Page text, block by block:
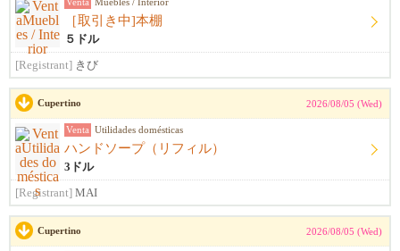
［取引き中]本棚
５ドル
[Registrant] きび
Cupertino 2026/08/05 (Wed)
Venta Utilidades domésticas
ハンドソープ（リフィル）
3ドル
[Registrant] MAI
Cupertino 2026/08/05 (Wed)